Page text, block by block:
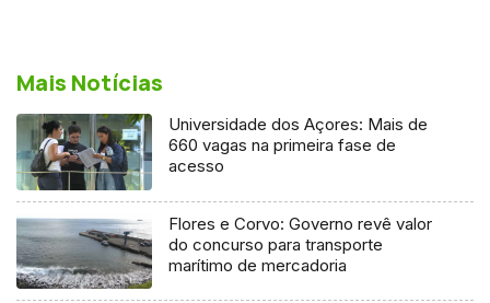
Mais Notícias
Universidade dos Açores: Mais de
660 vagas na primeira fase de
acesso
Flores e Corvo: Governo revê valor
do concurso para transporte
marítimo de mercadoria